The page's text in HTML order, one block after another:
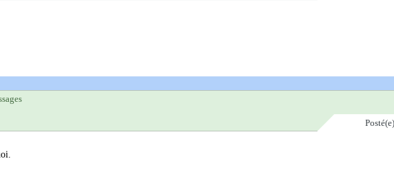
Posté(e)